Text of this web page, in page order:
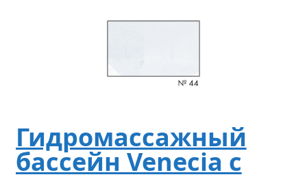
Гидромассажный
бассейн Venecia с